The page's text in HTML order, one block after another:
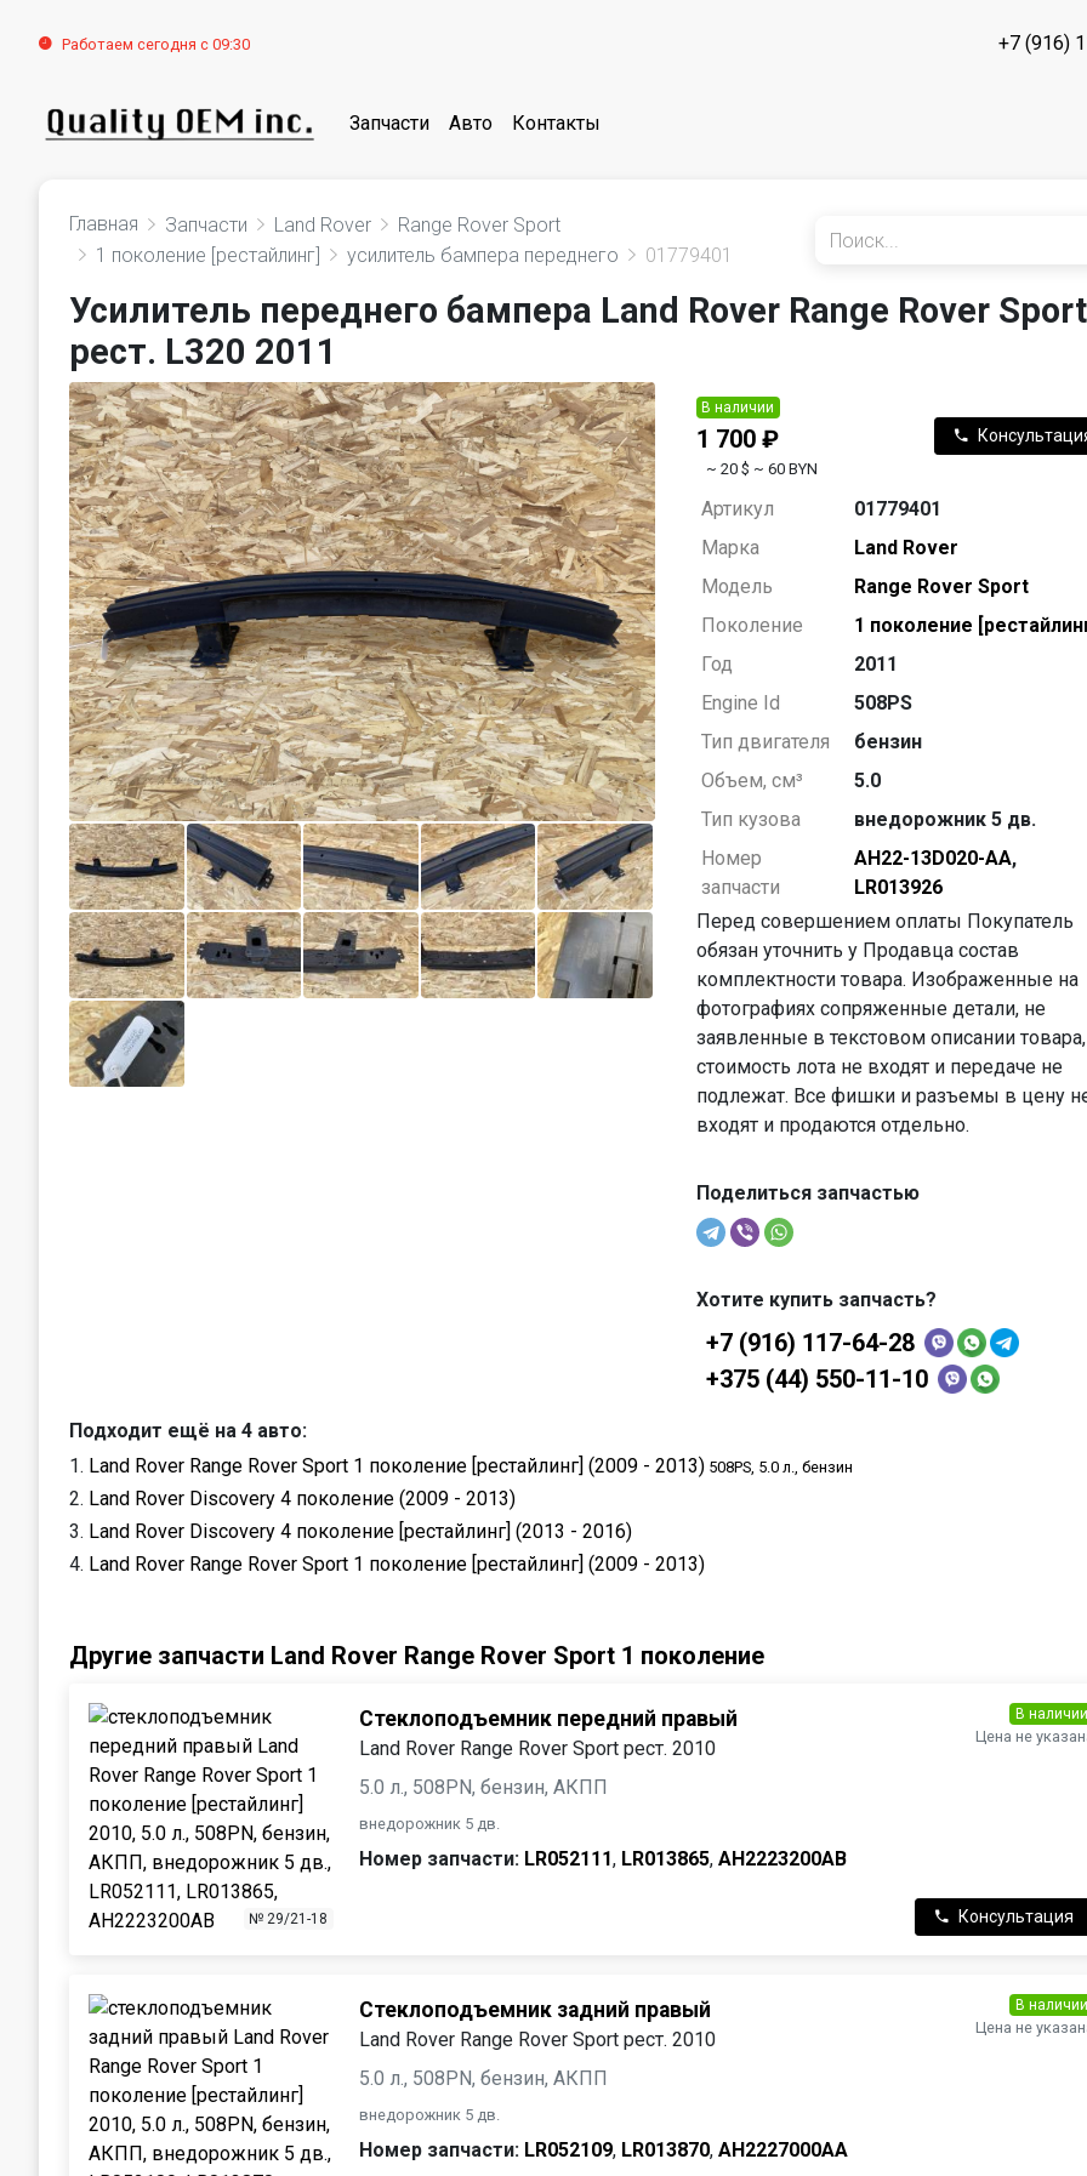
Работаем сегодня с 09:30 +7 (916)
Запчасти Авто Контакты
Главная Запчасти Land Rover
Range Rover Sport
1 поколение [рестайлинг]
усилитель бампера переднего 01779401
Усилитель переднего бампера Land Rover Range Rover Sport
рест. L320 2011
В наличии
1 700 ₽
~ 20 $ ~ 60 BYN
Артикул
01779401
Марка
Land Rover
Модель
Range Rover Sport
Поколение
1 поколение
Год
2011
Engine Id
508PS
Тип двигателя
бензин
Объем, см³
5.0
Тип кузова
внедорожник 5 дв.
Номер
запчасти
AH22-13D020-AA,
LR013926
Перед совершением оплаты Покупатель
обязан уточнить у Продавца состав
комплектности товара. Изображенные на
фотографиях сопряженные детали, не
заявленные в текстовом описании
стоимость лота не входят и передаче не
подлежат. Все фишки и разъемы в цену
входят и продаются отдельно.
Поделиться запчастью
Хотите купить запчасть?
+7 (916) 117-64-28
+375 (44) 550-11-10
Подходит ещё на 4 авто:
Land Rover Range Rover Sport 1 поколение [рестайлинг] (2009 - 2013) 508PS, 5.0 л., бензин
Land Rover Discovery 4 поколение (2009 - 2013)
Land Rover Discovery 4 поколение [рестайлинг] (2013 - 2016)
Land Rover Range Rover Sport 1 поколение [рестайлинг] (2009 - 2013)
Другие запчасти Land Rover Range Rover Sport 1 поколение
№ 29/21-18
Стеклоподъемник передний правый
Land Rover Range Rover Sport рест. 2010
5.0 л., 508PN, бензин, АКПП
внедорожник 5 дв.
Номер запчасти: LR052111, LR013865,AH2223200AB
В наличии
Цена не
Консультация
Стеклоподъемник задний правый
Land Rover Range Rover Sport рест. 2010
5.0 л., 508PN, бензин, АКПП
внедорожник 5 дв.
Номер запчасти: LR052109, LR013870,AH2227000AA
В наличии
Цена не